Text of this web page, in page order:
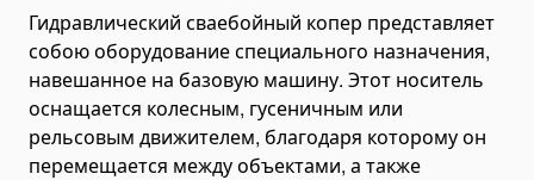
Автомобильные прицепы
Низкорамные тралы
Полуприцепы-цементовозы
Комплектующие для прицепов
Навесное оборудование
Гидравлический сваебойный копер представляет
собою оборудование специального назначения,
навешанное на базовую машину. Этот носитель
оснащается колесным, гусеничным или
рельсовым движителем, благодаря которому он
перемещается между объектами, а также